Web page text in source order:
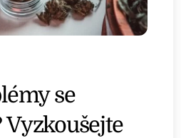
se
Vyzkoušejte